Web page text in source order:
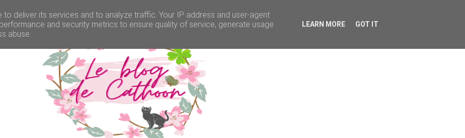
deliver its services and to analyze traffic. Your IP address and user-agent
and security metrics to ensure quality of service, generate usage
abuse.
LEARN MORE GOT IT